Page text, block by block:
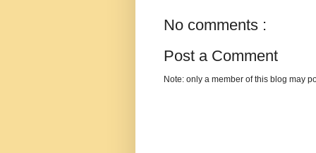
No comments :
Post a Comment
Note: only a member of this blog may